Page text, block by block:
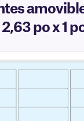
2,63 po x 1